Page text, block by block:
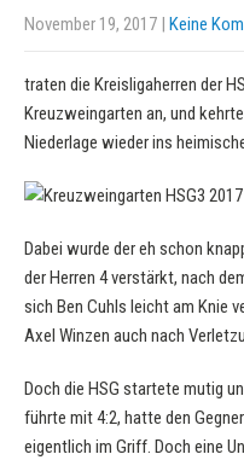
November 19, 2017 | Keine
traten die Kreisligaherren der
Kreuzweingarten an, und
Niederlage wieder ins
Dabei wurde der eh schon
der Herren 4 verstärkt, nach
sich Ben Cuhls leicht am Knie
Axel Winzen auch nach
Doch die HSG startete mutig
führte mit 4:2, hatte den
eigentlich im Griff. Doch eine